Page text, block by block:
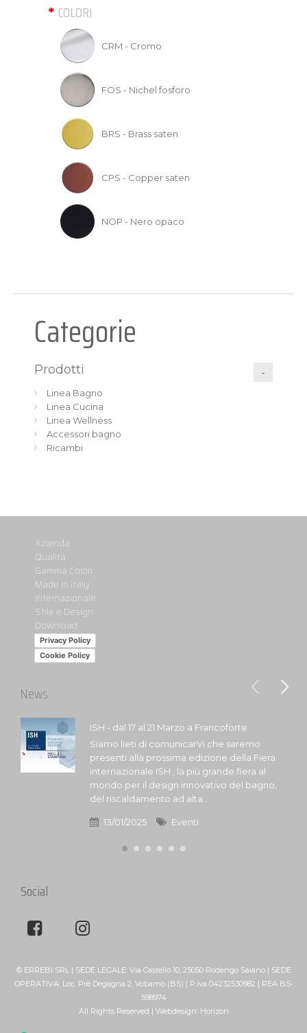
COLORI
CRM - Cromo
FOS - Nichel fosforo
BRS - Brass saten
CPS - Copper saten
NOP - Nero opaco
Categorie
Prodotti
Linea Bagno
Linea Cucina
Linea Wellness
Accessori bagno
Ricambi
Azienda
Qualità
Gamma Colori
Made in italy
Internazionale
Stile e Design
Download
Privacy Policy
Cookie Policy
News
ISH - dal 17 al 21 Marzo a Francoforte
Siamo lieti di comunicarVi che saremo
presenti alla prossima edizione della Fiera
internazionale ISH , la più grande fiera al
mondo per il design innovativo del bagno,
del riscaldamento ad alta...
13/01/2025 Eventi
Social
© ERREBI SRL | SEDE LEGALE: Via Castello 10, 25050 Rodengo Saiano | SEDE
OPERATIVA: Loc. Prè Degagna 2, Vobarno (BS) | P.iva 04232530982 | REA BS-
598974
All Rights Reserved | Webdesign: Horizon